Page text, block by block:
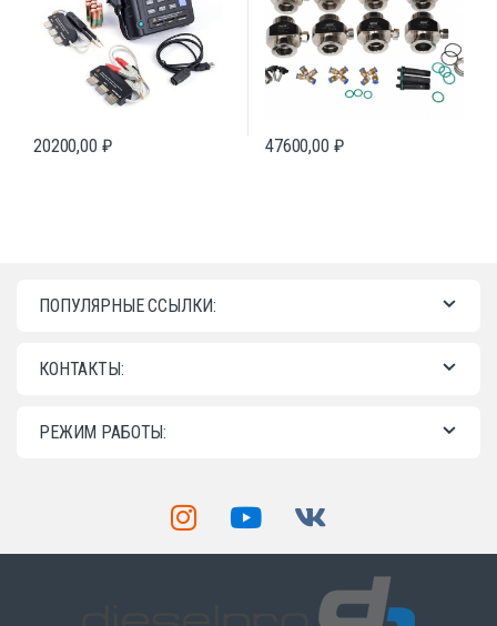
20200,00 ₽ 47600,00 ₽
ПОПУЛЯРНЫЕ ССЫЛКИ:
КОНТАКТЫ:
РЕЖИМ РАБОТЫ: